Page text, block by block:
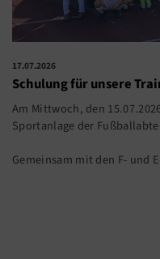
17.07.2026
Schulung für unsere
Am Mittwoch, den
Sportanlage der
Gemeinsam mit den F- und